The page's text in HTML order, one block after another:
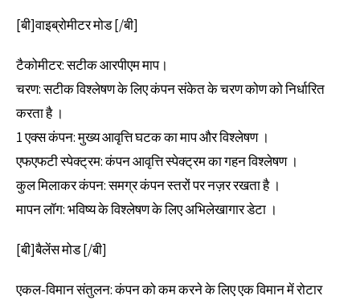
[बी]वाइब्रोमीटर मोड [/बी]
टैकोमीटर: सटीक आरपीएम माप।
चरण: सटीक विश्लेषण के लिए कंपन संकेत के चरण कोण को निर्धारित
करता है ।
1 एक्स कंपन: मुख्य आवृत्ति घटक का माप और विश्लेषण ।
एफएफटी स्पेक्ट्रम: कंपन आवृत्ति स्पेक्ट्रम का गहन विश्लेषण ।
कुल मिलाकर कंपन: समग्र कंपन स्तरों पर नज़र रखता है ।
मापन लॉग: भविष्य के विश्लेषण के लिए अभिलेखागार डेटा ।
[बी]बैलेंस मोड [/बी]
एकल-विमान संतुलन: कंपन को कम करने के लिए एक विमान में रोटार